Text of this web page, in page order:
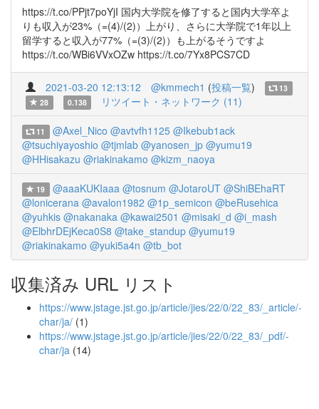
https://t.co/PPjt7poYjI 国内大学院を修了すると国内大学卒よ
りも収入が23%（=(4)/(2)）上がり、さらに大学院で1年以上
留学すると収入が77%（=(3)/(2)）も上がるそうですよ
https://t.co/WBi6VVxOZw https://t.co/7Yx8PCS7CD
2021-03-20 12:13:12 @kmmech1 (投稿一覧)
13
28
0.138 リツイート・ネットワーク (11)
11 @Axel_Nico @avtvfh1125 @Ikebub1ack
@tsuchiyayoshio @tjmlab @yanosen_jp @yumu19
@HHisakazu @riakinakamo @kizm_naoya
19 @aaaKUKIaaa @tosnum @JotaroUT @ShiBEhaRT
@lonicerana @avalon1982 @1p_semicon @beRusehica
@yuhkis @nakanaka @kawai2501 @misaki_d @i_mash
@ElbhrDEjKeca0S8 @take_standup @yumu19
@riakinakamo @yuki5a4n @tb_bot
収集済み URL リスト
https://www.jstage.jst.go.jp/article/jies/22/0/22_83/_article/-
char/ja/ (1)
https://www.jstage.jst.go.jp/article/jies/22/0/22_83/_pdf/-
char/ja (14)